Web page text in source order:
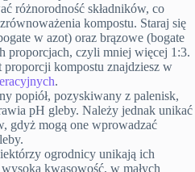
różnorodność składników, co
kompostu. Staraj się
w azot) oraz brązowe (bogate
proporcjach, czyli mniej więcej 1:3.
proporcji kompostu znajdziesz w
.
popiół, pozyskiwany z palenisk,
pH gleby. Należy jednak unikać
gdyż mogą one wprowadzać
ogrodnicy unikają ich
kwasowość, w małych